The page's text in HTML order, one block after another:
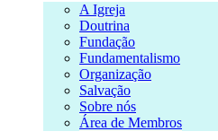
A Igreja
Doutrina
Fundação
Fundamentalismo
Organização
Salvação
Sobre nós
Área de Membros